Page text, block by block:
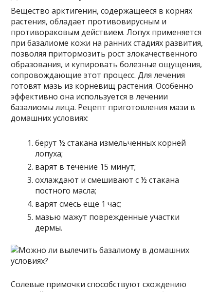
Вещество арктигенин, содержащееся в корнях
растения, обладает противовирусным и
противораковым действием. Лопух применяется
при базалиоме кожи на ранних стадиях развития,
позволяя притормозить рост злокачественного
образования, и купировать болезные ощущения,
сопровождающие этот процесс. Для лечения
готовят мазь из корневищ растения. Особенно
эффективно она используется в лечении
базалиомы лица. Рецепт приготовления мази в
домашних условиях:
берут ½ стакана измельченных корней
лопуха;
варят в течение 15 минут;
охлаждают и смешивают с ½ стакана
постного масла;
варят смесь еще 1 час;
мазью мажут поврежденные участки
дермы.
Солевые примочки способствуют схождению